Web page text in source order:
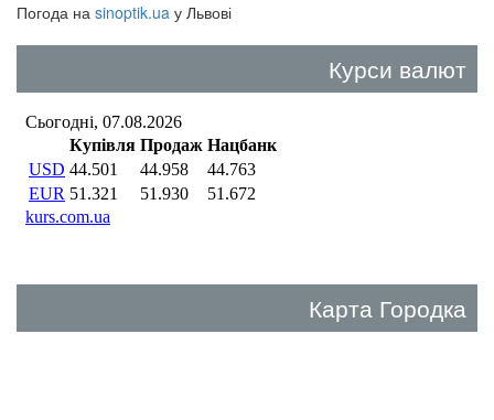
Погода на sinoptik.ua у Львові
Курси валют
Карта Городка